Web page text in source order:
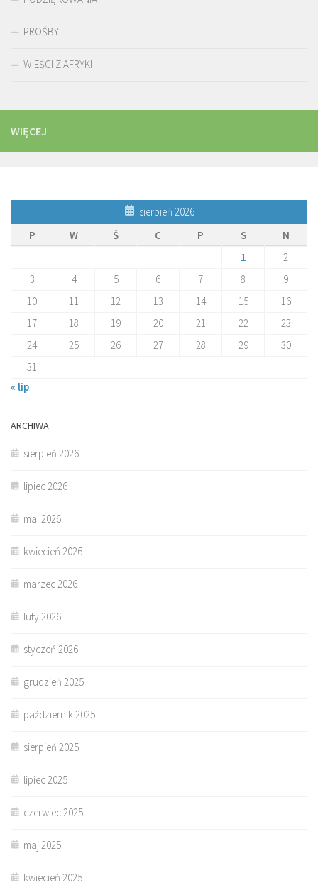
PROŚBY
WIEŚCI Z AFRYKI
WIĘCEJ
sierpień 2026
P
W Ś C P S
N
1
2
3
4 5 6 7 8
9
10
11 12 13 14 15
16
17
18 19 20 21 22
23
24
25 26 27 28 29
30
31
« lip
ARCHIWA
sierpień 2026
lipiec 2026
maj 2026
kwiecień 2026
marzec 2026
luty 2026
styczeń 2026
grudzień 2025
październik 2025
sierpień 2025
lipiec 2025
czerwiec 2025
maj 2025
kwiecień 2025